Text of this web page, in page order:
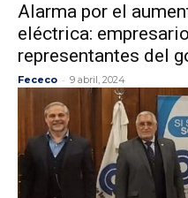
Alarma por el
eléctrica:
representantes del
Fececo - 9 abril, 2024